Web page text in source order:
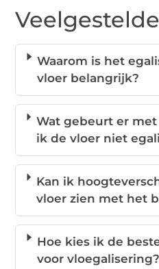
Waarom is het
vloer belangrijk?
Wat gebeurt er
ik de vloer niet
Kan ik
vloer zien met het
Hoe kies ik de
voor vloegalisering?